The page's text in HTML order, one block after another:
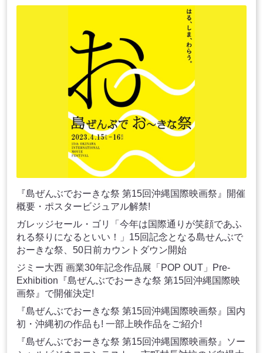
『島ぜんぶでおーきな祭 第15回沖縄国際映画祭』開催
概要・ポスタービジュアル解禁!
ガレッジセール・ゴリ「今年は国際通りが笑顔であふ
れる祭りになるといい！」15回記念となる島せんぶで
おーきな祭、50日前カウントダウン開始
ジミー大西 画業30年記念作品展「POP OUT」Pre-
Exhibition『島ぜんぶでおーきな祭 第15回沖縄国際映
画祭』で開催決定!
『島ぜんぶでおーきな祭 第15回沖縄国際映画祭』国内
初・沖縄初の作品も! 一部上映作品をご紹介!
『島ぜんぶでおーきな祭 第15回沖縄国際映画祭』ソー